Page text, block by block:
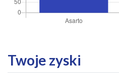
Twoje zyski